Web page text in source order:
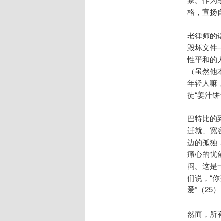
格，宣扬
老律师的
毁坏文件
性平和的
（虽然
年轻人嘛
徒“姜汁
巴特比的
迁就、宽
边的孤独
痛心的忧
闷。这是
们说，“
爱”（25
然而，所